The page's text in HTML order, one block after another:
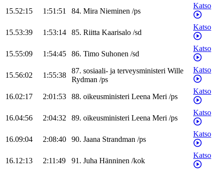
15.52:15 1:51:51 84. Mira Nieminen /ps
Katso
15.53:39 1:53:14 85. Riitta Kaarisalo /sd
Katso
15.55:09 1:54:45 86. Timo Suhonen /sd
Katso
15.56:02 1:55:38
87. sosiaali- ja terveysministeri Wille
Rydman /ps
Katso
16.02:17 2:01:53 88. oikeusministeri Leena Meri /ps
Katso
16.04:56 2:04:32 89. oikeusministeri Leena Meri /ps
Katso
16.09:04 2:08:40 90. Jaana Strandman /ps
Katso
16.12:13 2:11:49 91. Juha Hänninen /kok
Katso